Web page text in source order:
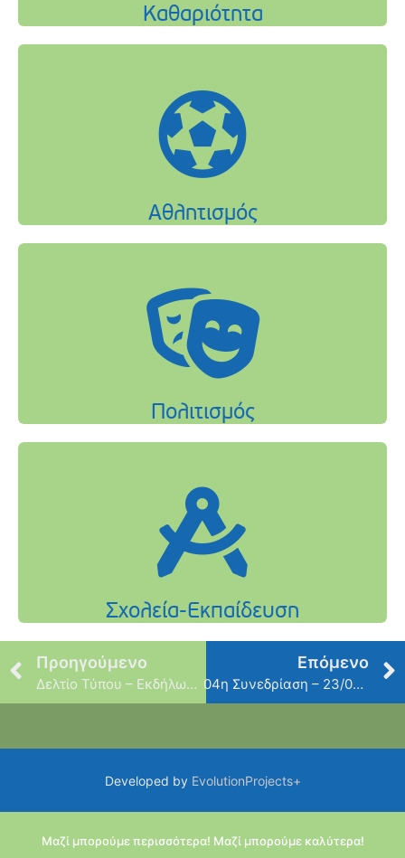
Προηγούμενο
Δελτίο Τύπου – Εκδήλωση κοπής της Πρωτοχρονιάτικης πίτας του Δήμου Φιλοθέης Ψυχικού
Επόμενο
04η Συνεδρίαση – 23/02/2024
Developed by EvolutionProjects+
Μαζί μπορούμε περισσότερα! Μαζί μπορούμε καλύτερα!